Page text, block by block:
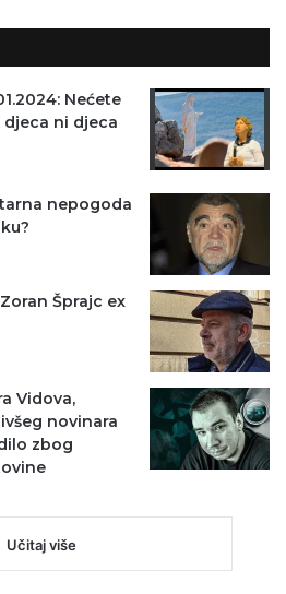
Nećete
djeca ni djeca
nepogoda
Šprajc ex
Vidova,
novinara
zbog
Učitaj više